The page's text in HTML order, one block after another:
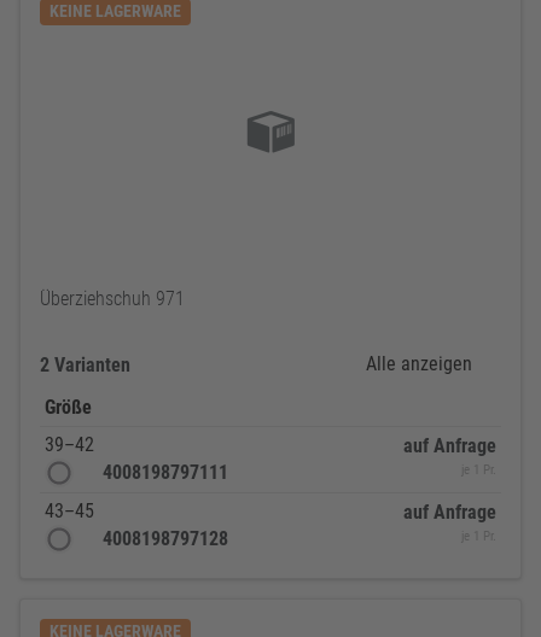
KEINE LAGERWARE
Überziehschuh 971
2 Varianten
Alle anzeigen
Größe
39–42
4008198797111
auf Anfrage
je 1 Pr.
43–45
4008198797128
auf Anfrage
je 1 Pr.
KEINE LAGERWARE